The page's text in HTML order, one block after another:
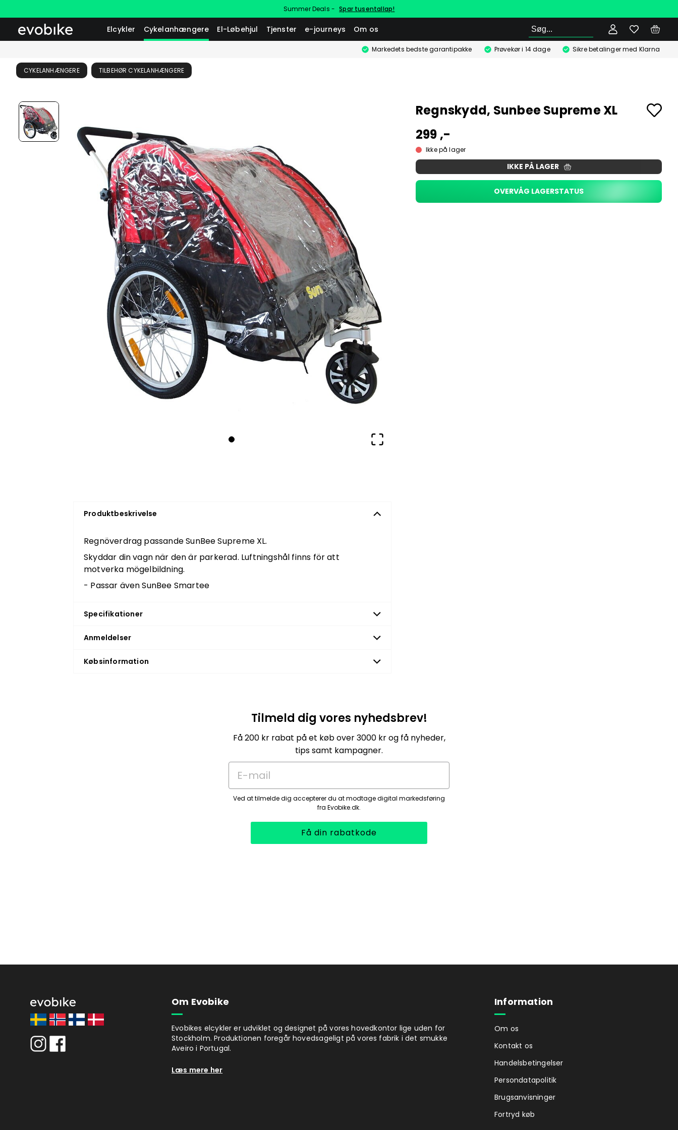
Summer Deals - Spar tusentallap!
Elcykler Cykelanhængere El-Løbehjul Tjenster e-journeys Om os Søg
Markedets bedste garantipakke Prøvekør i 14 dage Sikre betalinger med Klarna
CYKELANHÆNGERE TILBEHØR CYKELANHÆNGERE
Regnskydd, Sunbee Supreme XL
299 ,-
Ikke på lager
IKKE PÅ LAGER
OVERVÅG LAGERSTATUS
Produktbeskrivelse
Regnöverdrag passande SunBee Supreme XL.
Skyddar din vagn när den är parkerad. Luftningshål finns för att
motverka mögelbildning.
- Passar även SunBee Smartee
Specifikationer
Anmeldelser
Købsinformation
Tilmeld dig vores nyhedsbrev!
Få 200 kr rabat på et køb over 3000 kr og få nyheder,
tips samt kampagner.
E-mail
Ved at tilmelde dig accepterer du at modtage digital markedsføring
fra Evobike.dk.
Få din rabatkode
Om Evobike
Evobikes elcykler er udviklet og designet på vores hovedkontor lige uden for
Stockholm. Produktionen foregår hovedsageligt på vores fabrik i det smukke
Aveiro i Portugal.
Læs mere her
Information
Om os
Kontakt os
Handelsbetingelser
Persondatapolitik
Brugsanvisninger
Fortryd køb